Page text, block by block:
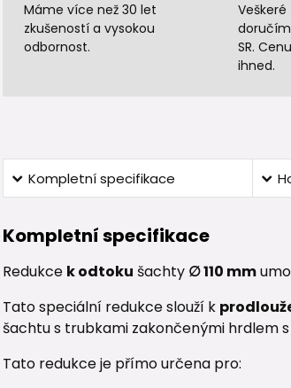
Máme více než 30 let
zkušeností a vysokou
odbornost.
SR.
ihned.
Kompletní specifikace
Kompletní specifikace
Redukce k odtoku šachty ∅ 110 mm
Tato speciální redukce slouží k
šachtu s trubkami zakončenými hrdlem
Tato redukce je přímo určena pro: